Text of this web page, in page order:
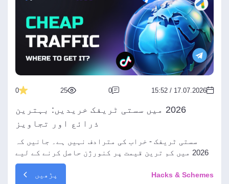
17.07.2026 / 15:52
0
25
0
2026 میں سستی ٹریفک خریدیں: بہترین
ذرائع اور تجاویز
سستی ٹریفک - خراب کی مترادف نہیں ہے۔ جانیں کہ
2026 میں کم ترین قیمت پر کنورژن حاصل کرنے کے لیے
فارمیٹس، ادائیگی کے ماڈلز اور ذرائع کا انتخاب
کیسے کریں۔
Hacks & Schemes پڑھیں